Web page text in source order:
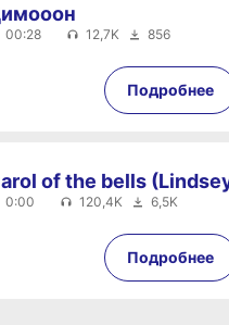
00:28
00:28 12,7K 856
Подробнее
0:00
of the bells
0:00 120,4K 6,5K
Подробнее